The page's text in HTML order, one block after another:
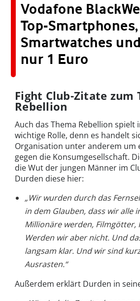
Vodafone
Top-Smartphones,
Smartwatches
nur 1 Euro
Fight Club-Zitate zum
Rebellion
Auch das Thema Rebellion spielt
wichtige Rolle, denn es handelt
Organisation unter anderem um
gegen die Konsumgesellschaft.
die Wut der jungen Männer im
Durden diese hier:
„Wir wurden durch das
in dem Glauben, dass wir alle
Millionäre werden, Filmgötter,
Werden wir aber nicht. Und
langsam klar. Und wir sind
Ausrasten.“
Außerdem erklärt Durden in